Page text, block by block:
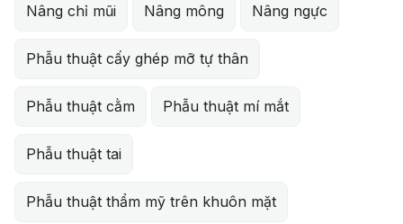
Nâng chỉ mũi Nâng mông Nâng ngực
Phẫu thuật cấy ghép mỡ tự thân
Phẫu thuật cằm Phẫu thuật mí mắt
Phẫu thuật tai
Phẫu thuật thẩm mỹ trên khuôn mặt